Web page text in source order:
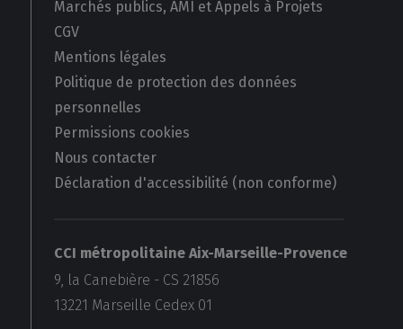
CCI métropolitaine Aix-Marseille-Provence
9, la Canebière - CS 21856
13221 Marseille Cedex 01
Marchés publics, AMI et Appels à Projets
CGV
Mentions légales
Politique de protection des données
personnelles
Permissions cookies
Nous contacter
Déclaration d'accessibilité (non conforme)